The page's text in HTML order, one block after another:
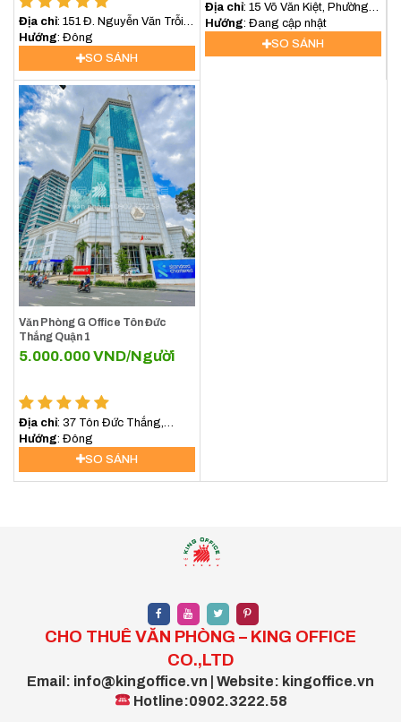
Địa chỉ: 151 Đ. Nguyễn Văn Trỗi,
Phú Nhuận, Hồ Chí Minh, Việt
Hướng : Đông
SO SÁNH
Địa chỉ: 15 Võ Văn Kiệt, Phường
Bình Phú, TP.HCM
Hướng : Đang cập nhật
SO SÁNH
Văn Phòng G Office Tôn Đức
Thắng Quận 1
5.000.000VND/Người
Địa chỉ: 37 Tôn Đức Thắng,
Phường Sài Gòn, TP.HCM
Hướng : Đông
SO SÁNH
CHO THUÊ VĂN PHÒNG – KING OFFICE
CO.,LTD
Email: info@kingoffice.vn | Website: kingoffice.vn
Hotline:0902.3222.58